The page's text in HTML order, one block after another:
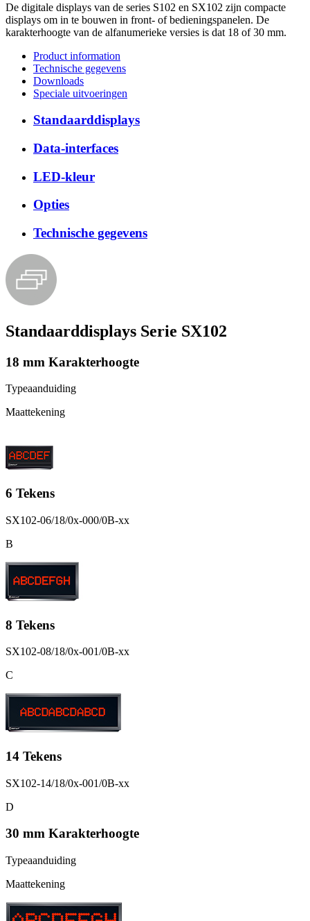
De digitale displays van de series S102 en SX102 zijn compacte
displays om in te bouwen in front- of bedieningspanelen. De
karakterhoogte van de alfanumerieke versies is dat 18 of 30 mm.
Product information
Technische gegevens
Downloads
Speciale uitvoeringen
Standaarddisplays
Data-interfaces
LED-kleur
Opties
Technische gegevens
Standaarddisplays Serie SX102
18 mm Karakterhoogte
Typeaanduiding
Maattekening
6 Tekens
SX102-06/18/0x-000/0B-xx
B
8 Tekens
SX102-08/18/0x-001/0B-xx
C
14 Tekens
SX102-14/18/0x-001/0B-xx
D
30 mm Karakterhoogte
Typeaanduiding
Maattekening